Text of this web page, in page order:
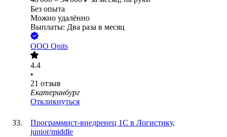
Без опыта
Можно удалённо
Выплаты: Два раза в месяц
ООО Qnits
4.4
•
21 отзыв
Екатеринбург
Откликнуться
Программист-внедренец 1С в Логистику,
junior/middle